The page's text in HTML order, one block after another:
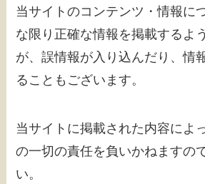
当サイトのコンテンツ・情報に
な限り正確な情報を掲載するよ
が、誤情報が入り込んだり、情
ることもございます。
当サイトに掲載された内容によ
の一切の責任を負いかねますの
い。